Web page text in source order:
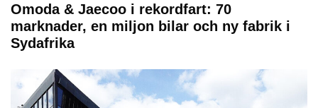
Omoda & Jaecoo i rekordfart: 70
marknader, en miljon bilar och ny fabrik i
Sydafrika